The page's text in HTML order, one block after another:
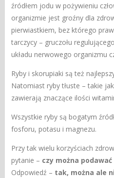
źródłem jodu w pożywieniu
organizmie jest groźny dla
pierwiastkiem, bez którego
tarczycy – gruczołu
układu nerwowego organizmu
Ryby i skorupiaki są też
Natomiast ryby tłuste – takie
zawierają znaczące ilości
Wszystkie ryby są bogatym
fosforu, potasu i magnezu.
Przy tak wielu korzyściach
pytanie – czy można podawać
Odpowiedź – tak, można ale